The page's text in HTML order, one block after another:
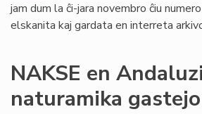
jam dum la ĉi-jara novembro ĉiu
elskanita kaj gardata en interreta
NAKSE en
naturamika